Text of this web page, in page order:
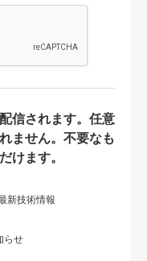
信されます。任意
ません。不要なも
けます。
新技術情報
らせ